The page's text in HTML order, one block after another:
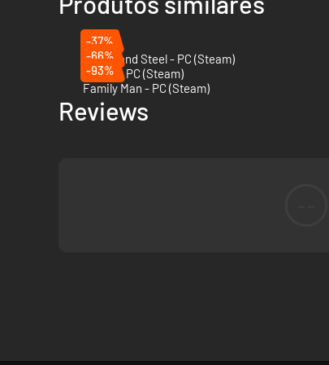
-37%
Of Ash and Steel - PC (Steam)
-66%
Haven - PC (Steam)
-93%
Family Man - PC (Steam)
Reviews